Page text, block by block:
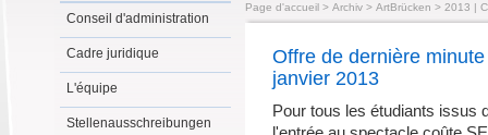
Conseil d'administration
Cadre juridique
L'équipe
Stellenausschreibungen
Page d'accueil > Archiv > ArtBrücken > 2013 |
Offre de dernière
janvier 2013
Pour tous les étudiants issus